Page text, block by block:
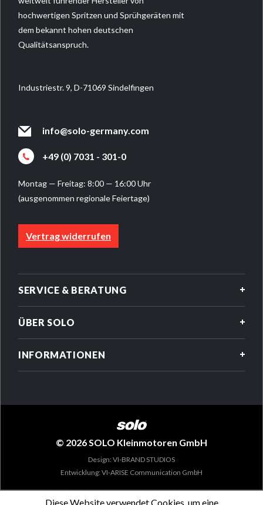
hochwertigen Spritzen und Sprühgeräten mit
dem bekannt hohen deutschen
Qualitätsanspruch.
Industriestr. 9, D-71069 Sindelfingen
info@solo-germany.com
+49 (0) 7031 - 301-0
Montag — Freitag: 8:00 — 16:00 Uhr
(ausgenommen regionale Feiertage)
Vertrag widerrufen
SERVICE & BERATUNG
ÜBER SOLO
INFORMATIONEN
© 2026 SOLO Kleinmotoren GmbH
Design: VI-BRAND STUDIOS
Entwicklung: VI-ARISE Communication GmbH
Diese Website verwendet Cookies, um eine